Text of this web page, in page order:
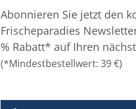
Abonnieren Sie jetzt den
Frischeparadies
% Rabatt* auf Ihren
(*Mindestbestellwert: 39 €)